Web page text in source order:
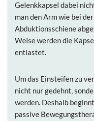
Gelenkkapsel dabei
man den Arm wie bei
Abduktionsschiene
Weise werden die
entlastet.
Um das Einsteifen zu
nicht nur gedehnt,
werden. Deshalb
passive